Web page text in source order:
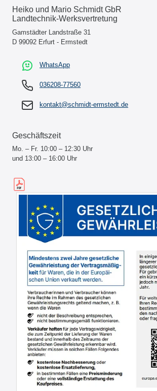
Heiko und Mario Schmidt GbR
Landtechnik-Werksvertretung
Gamstädter Landstraße 31
D 99092 Erfurt - Ermstedt
WhatsApp
036208-77560
kontakt@schmidt-ermstedt.de
Geschäftszeit
Mo. – Fr. 10:00 – 12:30 Uhr
und 13:00 – 16:00 Uhr